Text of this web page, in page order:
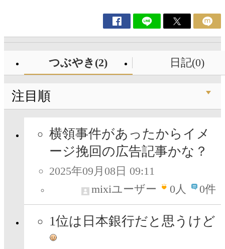
つぶやき(2) 日記(0)
注目順
横領事件があったからイメ
ージ挽回の広告記事かな？
2025年09月08日 09:11
mixiユーザー
0人 0件
1位は日本銀行だと思うけど